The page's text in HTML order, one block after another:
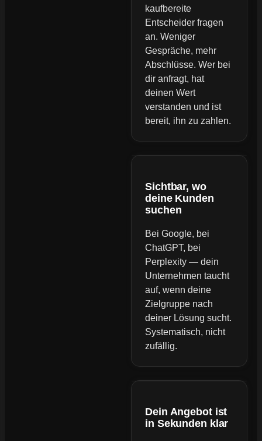
kaufbereite
Entscheider fragen
an. Weniger
Gespräche, mehr
Abschlüsse. Wer bei
dir anfragt, hat
deinen Wert
verstanden und ist
bereit, ihn zu zahlen.
Sichtbar, wo
deine Kunden
suchen
Bei Google, bei
ChatGPT, bei
Perplexity — dein
Unternehmen taucht
auf, wenn deine
Zielgruppe nach
deiner Lösung sucht.
Systematisch, nicht
zufällig.
Dein Angebot ist
in Sekunden klar